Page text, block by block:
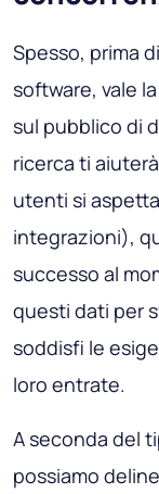
Spesso, prima
software, vale
sul pubblico di
ricerca ti
utenti si
integrazioni),
successo al
questi dati per
soddisfi le
loro entrate.
A seconda del
possiamo